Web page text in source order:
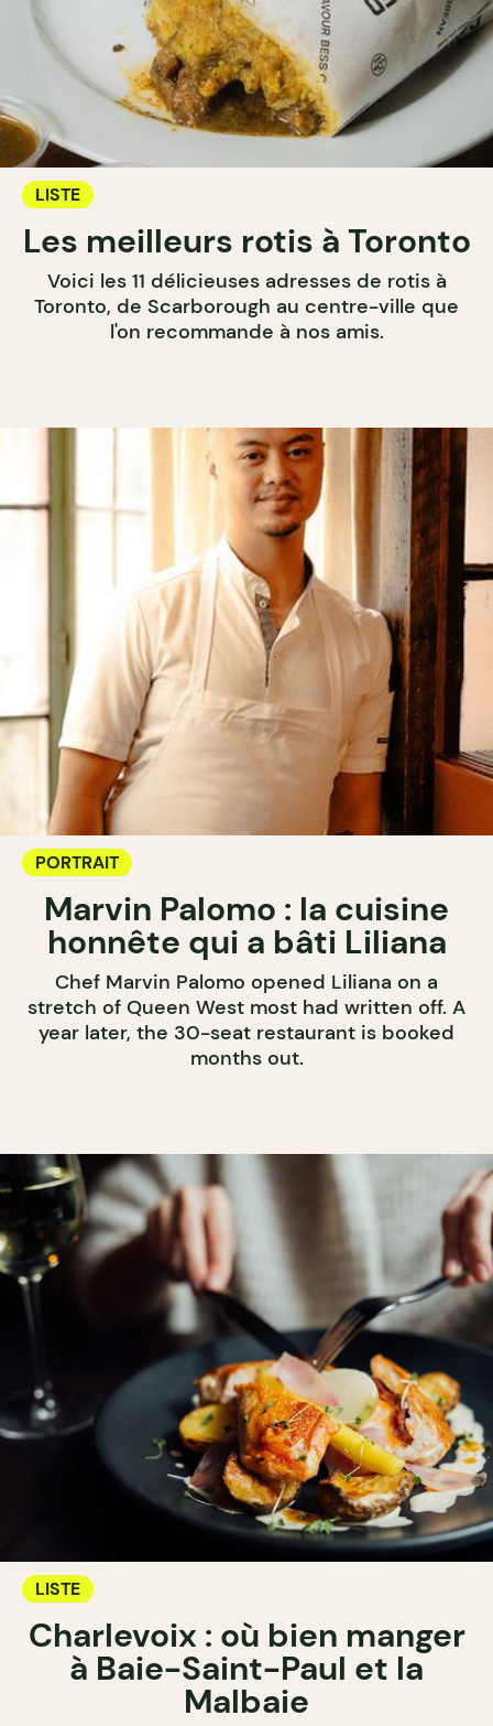
LISTE
Les meilleurs rotis à Toronto
Voici les 11 délicieuses adresses de rotis à
Toronto, de Scarborough au centre-ville que
l'on recommande à nos amis.
PORTRAIT
Marvin Palomo : la cuisine
honnête qui a bâti Liliana
Chef Marvin Palomo opened Liliana on a
stretch of Queen West most had written off. A
year later, the 30-seat restaurant is booked
months out.
LISTE
Charlevoix : où bien manger
à Baie-Saint-Paul et la
Malbaie